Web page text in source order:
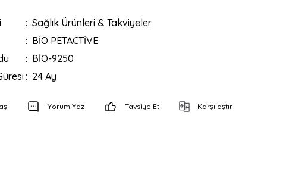
Sağlık Ürünleri & Takviyeler
BİO PETACTİVE
BİO-9250
24 Ay
Yorum Yaz Tavsiye Et Karşılaştır